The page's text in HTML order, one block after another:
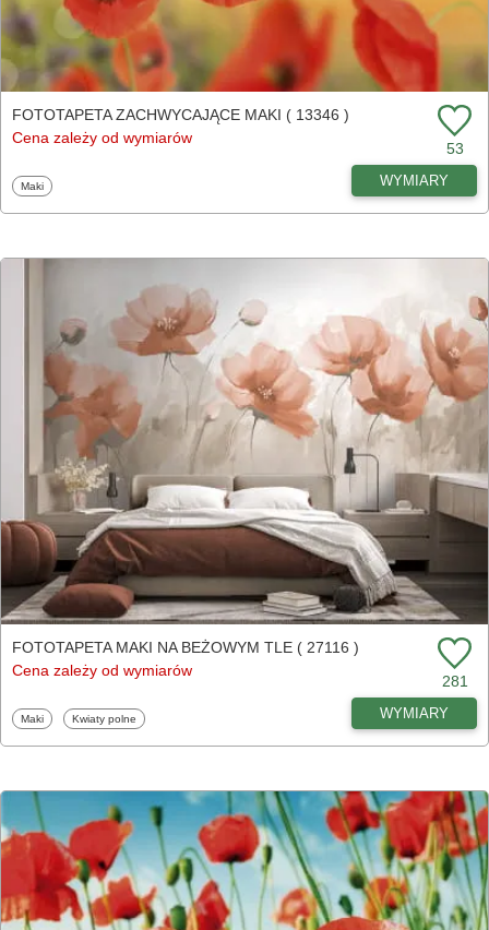
FOTOTAPETA ZACHWYCAJĄCE MAKI ( 13346 )
Cena zależy od wymiarów
53
Fototapety
Maki WYMIARY
FOTOTAPETA MAKI NA BEŻOWYM TLE ( 27116 )
Cena zależy od wymiarów
281
Fototapety
Maki Fototapety
Kwiaty polne WYMIARY